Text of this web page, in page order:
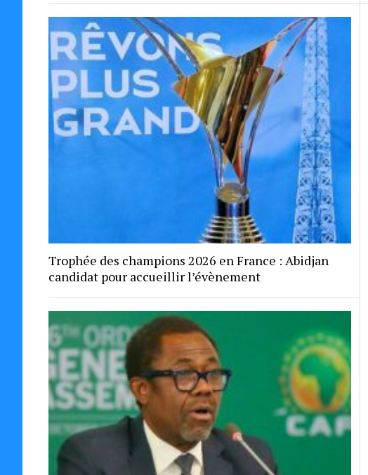
Trophée des champions 2026 en France : Abidjan
candidat pour accueillir l’évènement